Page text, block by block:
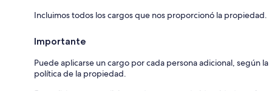
Incluimos todos los cargos que nos proporcionó la propiedad.
Importante
Puede aplicarse un cargo por cada persona adicional, según la
política de la propiedad.